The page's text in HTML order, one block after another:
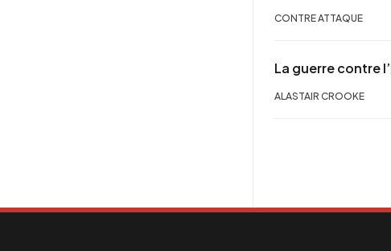
CONTRE ATTAQUE
La guerre contre
ALASTAIR CROOKE